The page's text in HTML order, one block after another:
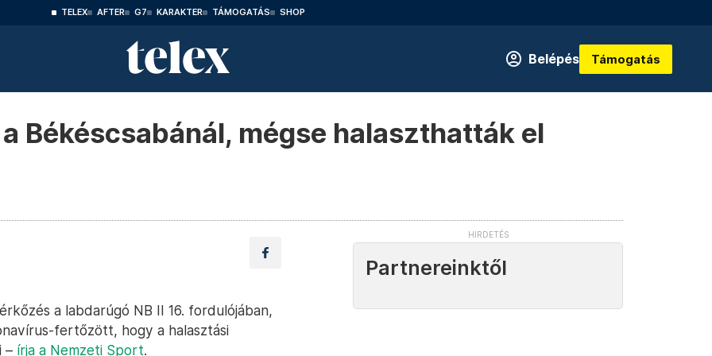
TELEX AFTER G7 KARAKTER TÁMOGATÁS SHOP
Belépés Támogatás
Békéscsabánál, mégse halaszthatták el
a labdarúgó NB II 16. fordulójában,
fertőzött, hogy a halasztási
– írja a Nemzeti Sport.
Partnereinktől